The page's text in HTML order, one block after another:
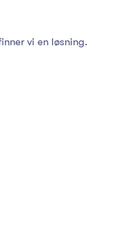
vi en løsning.